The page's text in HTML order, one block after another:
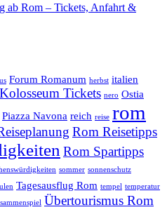
ab Rom – Tickets, Anfahrt &
Forum Romanum herbst italien
Kolosseum Tickets nero Ostia
Piazza Navona reich reise rom
Rom Reisetipps
Rom Spartipps
sommer sonnenschutz
Tagesausflug Rom tempel temperatur
Übertourismus Rom